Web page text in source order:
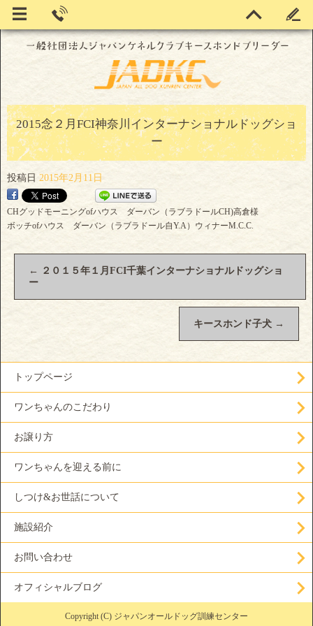
2015念２月FCI神奈川インターナショナルドッグショ
ー
投稿日 2015年2月11日
CHグッドモーニングofハウス ダーバン（ラブラドールCH)高倉様
ボッチofハウス ダーバン（ラブラドール自Y.A）ウィナーM.C.C.
←
２０１５年１月FCI千葉インターナショナルドッグショ
ー
キースホンド子犬 →
トップページ
ワンちゃんのこだわり
お譲り方
ワンちゃんを迎える前に
しつけ&お世話について
施設紹介
お問い合わせ
オフィシャルブログ
Copyright (C) ジャパンオールドッグ訓練センター